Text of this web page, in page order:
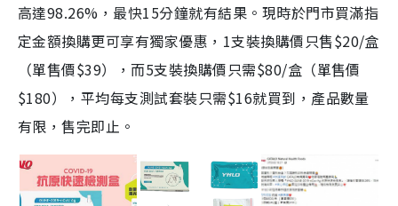
高達98.26%，最快15分鐘就有結果。現時於門市買滿指
定金額換購更可享有獨家優惠，1支裝換購價只售$20/盒
（單售價$39），而5支裝換購價只需$80/盒（單售價
$180），平均每支測試套裝只需$16就買到，產品數量
有限，售完即止。